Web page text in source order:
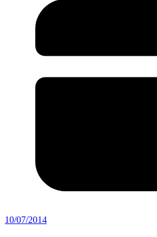
10/07/2014